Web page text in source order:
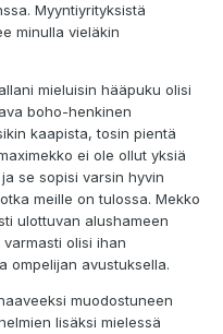
Myyntiyrityksistä
minulla vieläkin
mieluisin hääpuku olisi
boho-henkinen
kaapista, tosin pientä
ei ole ollut yksiä
se sopisi varsin hyvin
meille on tulossa. Mekko
ulottuvan alushameen
olisi ihan
ompelijan avustuksella.
muodostuneen
lisäksi mielessä